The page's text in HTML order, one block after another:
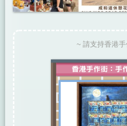
~ 請支持香港